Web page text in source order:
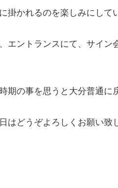
掛かれるのを楽しみにして
エントランスにて、サイン
期の事を思うと大分普通に
はどうぞよろしくお願い致